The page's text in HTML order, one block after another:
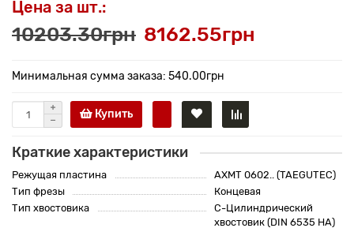
Цена за шт.:
10203.30грн 8162.55грн
Минимальная сумма заказа: 540.00грн
Купить
Краткие характеристики
Режущая пластина
AXMT 0602.. (TAEGUTEC)
Тип фрезы
Концевая
Тип хвостовика
C-Цилиндрический
хвостовик (DIN 6535 HA)